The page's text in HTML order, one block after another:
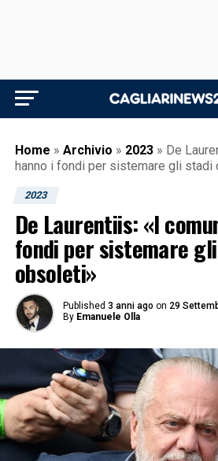
Home » Archivio » 2023 » De
hanno i fondi per sistemare gli stadi
2023
De Laurentiis: «I
fondi per sistemare
obsoleti»
Published 3 anni ago on 29
By Emanuele Olla